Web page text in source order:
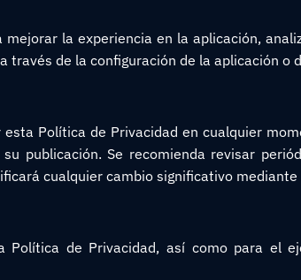
la experiencia en la aplicación,
través de la configuración de la aplicación o
Política de Privacidad en cualquier
publicación. Se recomienda revisar
cualquier cambio significativo
Política de Privacidad, así como para el